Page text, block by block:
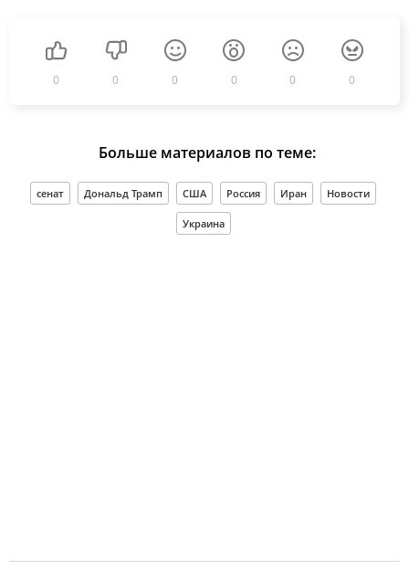
0 0 0 0 0 0
Больше материалов по теме:
сенат Дональд Трамп США Россия Иран Новости
Украина